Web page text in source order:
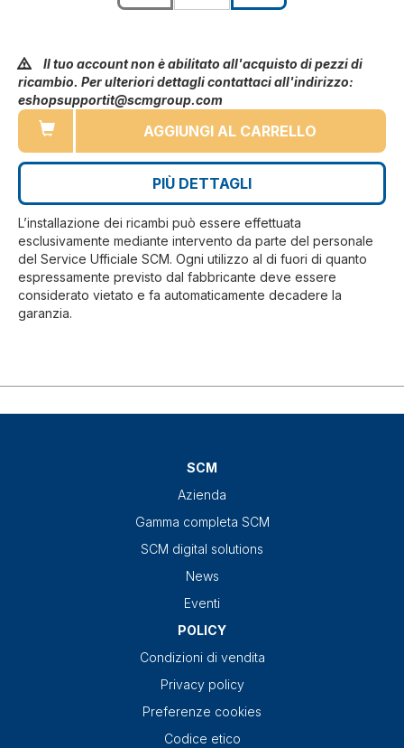
Il tuo account non è abilitato all'acquisto di pezzi di
ricambio. Per ulteriori dettagli contattaci all'indirizzo:
eshopsupportit@scmgroup.com
AGGIUNGI AL CARRELLO
PIÙ DETTAGLI
L’installazione dei ricambi può essere effettuata
esclusivamente mediante intervento da parte del personale
del Service Ufficiale SCM. Ogni utilizzo al di fuori di quanto
espressamente previsto dal fabbricante deve essere
considerato vietato e fa automaticamente decadere la
garanzia.
SCM
Azienda
Gamma completa SCM
SCM digital solutions
News
Eventi
POLICY
Condizioni di vendita
Privacy policy
Preferenze cookies
Codice etico